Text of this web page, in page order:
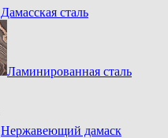
Дамасская сталь
Ламинированная сталь
Нержавеющий дамаск